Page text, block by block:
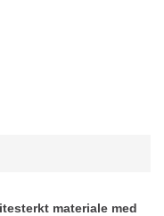
materiale med